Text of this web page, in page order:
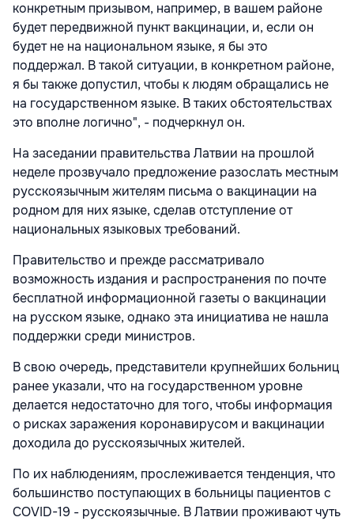
конкретным призывом, например, в вашем районе
будет передвижной пункт вакцинации, и, если он
будет не на национальном языке, я бы это
поддержал. В такой ситуации, в конкретном районе,
я бы также допустил, чтобы к людям обращались не
на государственном языке. В таких обстоятельствах
это вполне логично", - подчеркнул он.
На заседании правительства Латвии на прошлой
неделе прозвучало предложение разослать местным
русскоязычным жителям письма о вакцинации на
родном для них языке, сделав отступление от
национальных языковых требований.
Правительство и прежде рассматривало
возможность издания и распространения по почте
бесплатной информационной газеты о вакцинации
на русском языке, однако эта инициатива не нашла
поддержки среди министров.
В свою очередь, представители крупнейших больниц
ранее указали, что на государственном уровне
делается недостаточно для того, чтобы информация
о рисках заражения коронавирусом и вакцинации
доходила до русскоязычных жителей.
По их наблюдениям, прослеживается тенденция, что
большинство поступающих в больницы пациентов с
COVID-19 - русскоязычные. В Латвии проживают чуть